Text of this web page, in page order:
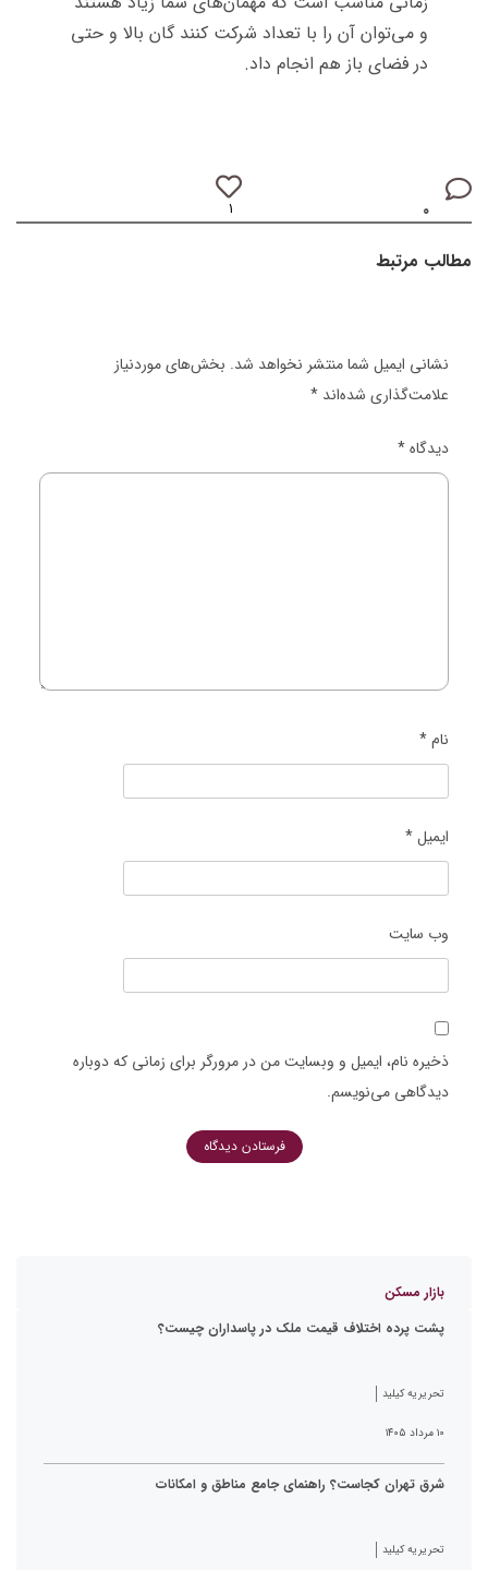
و می‌توان آن را با تعداد شرکت کنند گان بالا و حتی
در فضای باز هم انجام داد.
۰ ۱
مطالب مرتبط
نشانی ایمیل شما منتشر نخواهد شد. بخش‌های موردنیاز
علامت‌گذاری شده‌اند *
دیدگاه*
نام*
ایمیل*
وب‌ سایت
ذخیره نام، ایمیل و وبسایت من در مرورگر برای زمانی که دوباره
دیدگاهی می‌نویسم.
بازار مسکن
پشت پرده اختلاف قیمت ملک در پاسداران چیست؟
تحریریه کیلید
۱۰ مرداد ۱۴۰۵
شرق تهران کجاست؟ راهنمای جامع مناطق و امکانات
تحریریه کیلید